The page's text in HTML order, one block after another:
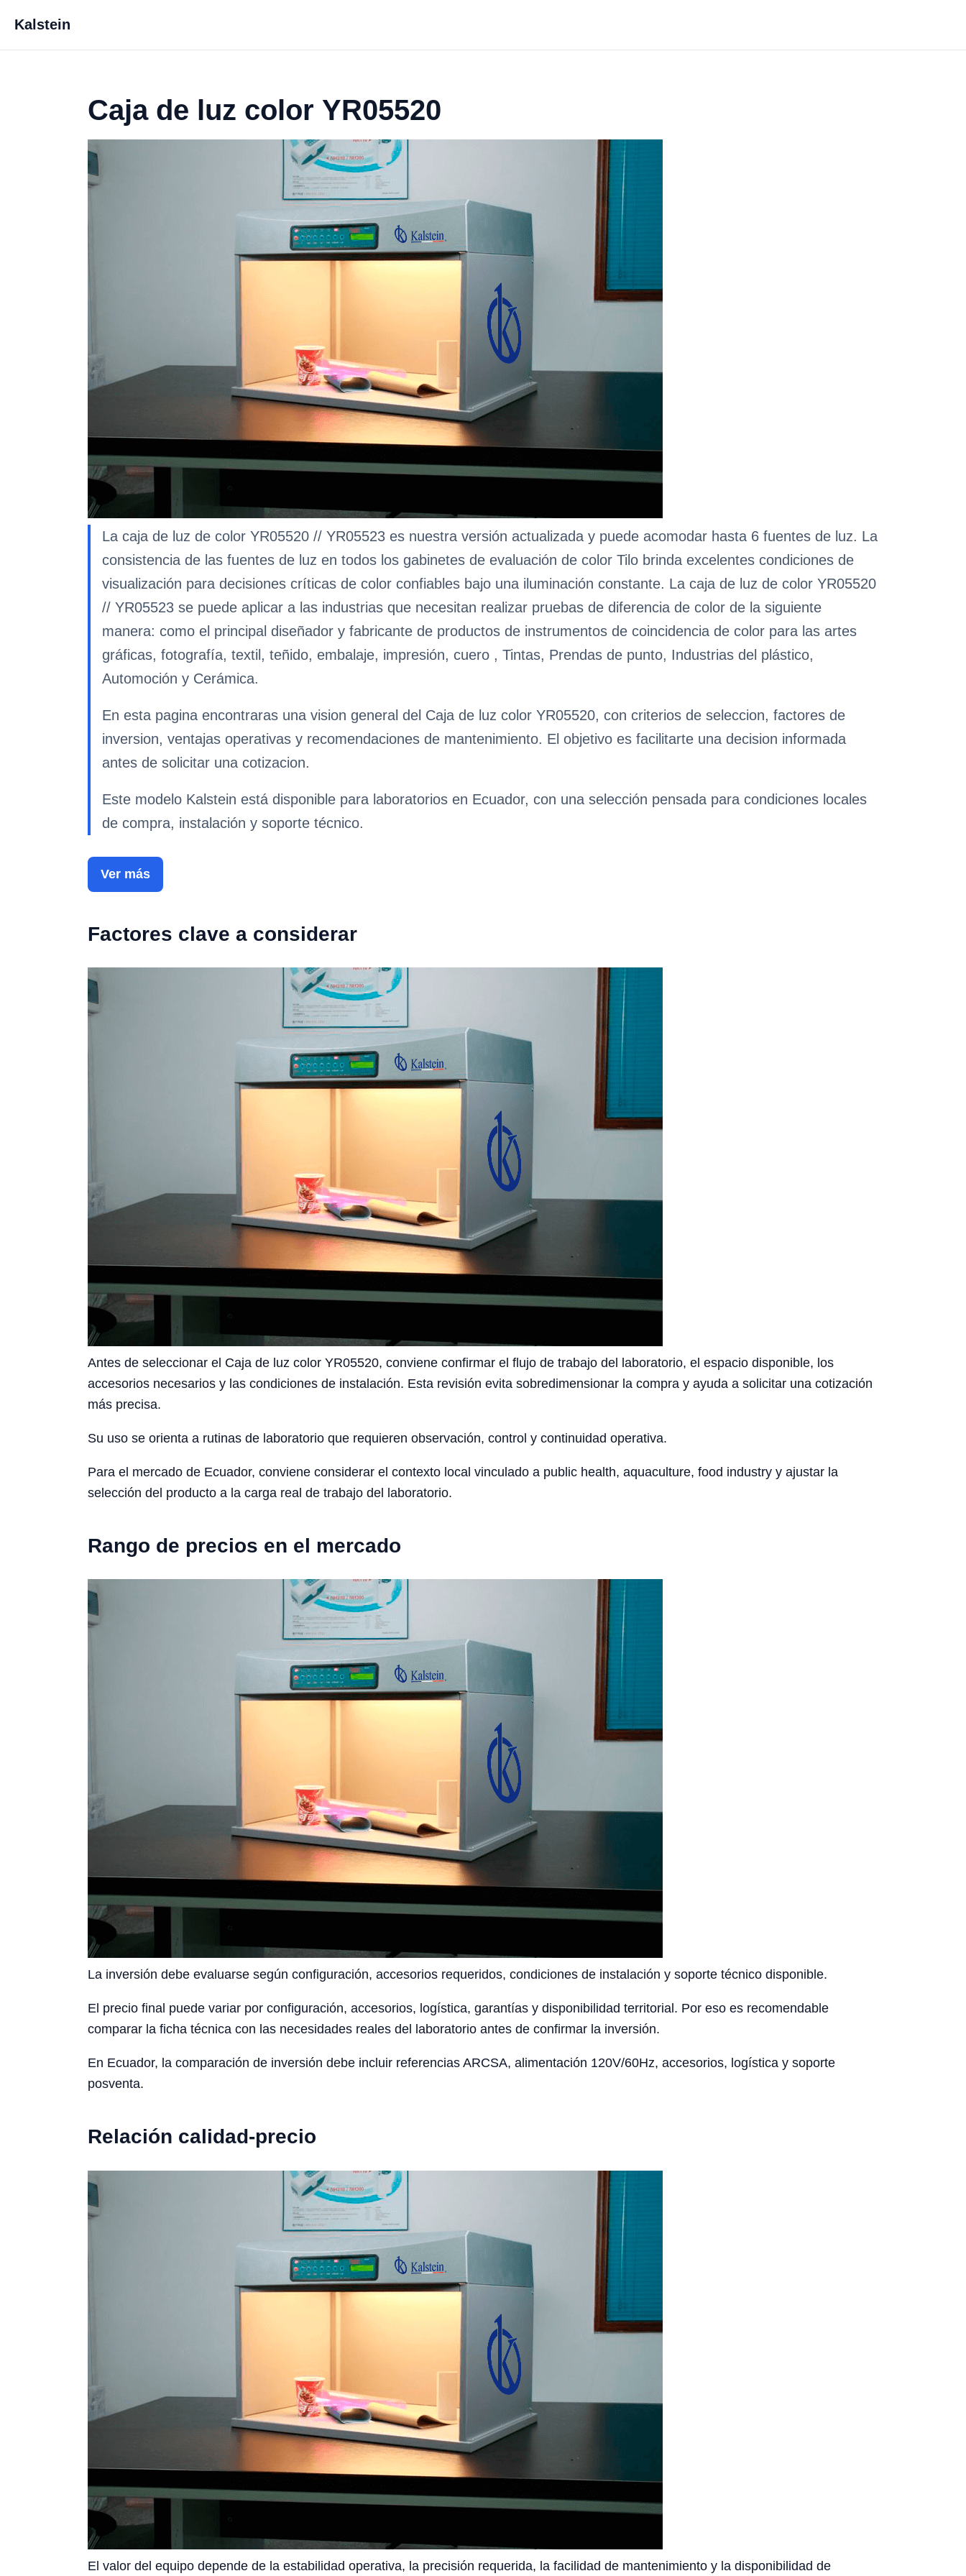
Kalstein
Caja de luz color YR05520
La caja de luz de color YR05520 // YR05523 es nuestra versión actualizada y puede acomodar hasta 6 fuentes de luz. La
consistencia de las fuentes de luz en todos los gabinetes de evaluación de color Tilo brinda excelentes condiciones de
visualización para decisiones críticas de color confiables bajo una iluminación constante. La caja de luz de color YR05520
// YR05523 se puede aplicar a las industrias que necesitan realizar pruebas de diferencia de color de la siguiente
manera: como el principal diseñador y fabricante de productos de instrumentos de coincidencia de color para las artes
gráficas, fotografía, textil, teñido, embalaje, impresión, cuero , Tintas, Prendas de punto, Industrias del plástico,
Automoción y Cerámica.
En esta pagina encontraras una vision general del Caja de luz color YR05520, con criterios de seleccion, factores de
inversion, ventajas operativas y recomendaciones de mantenimiento. El objetivo es facilitarte una decision informada
antes de solicitar una cotizacion.
Este modelo Kalstein está disponible para laboratorios en Ecuador, con una selección pensada para condiciones locales
de compra, instalación y soporte técnico.
Ver más
Factores clave a considerar
Antes de seleccionar el Caja de luz color YR05520, conviene confirmar el flujo de trabajo del laboratorio, el espacio disponible, los
accesorios necesarios y las condiciones de instalación. Esta revisión evita sobredimensionar la compra y ayuda a solicitar una cotización
más precisa.
Su uso se orienta a rutinas de laboratorio que requieren observación, control y continuidad operativa.
Para el mercado de Ecuador, conviene considerar el contexto local vinculado a public health, aquaculture, food industry y ajustar la
selección del producto a la carga real de trabajo del laboratorio.
Rango de precios en el mercado
La inversión debe evaluarse según configuración, accesorios requeridos, condiciones de instalación y soporte técnico disponible.
El precio final puede variar por configuración, accesorios, logística, garantías y disponibilidad territorial. Por eso es recomendable
comparar la ficha técnica con las necesidades reales del laboratorio antes de confirmar la inversión.
En Ecuador, la comparación de inversión debe incluir referencias ARCSA, alimentación 120V/60Hz, accesorios, logística y soporte
posventa.
Relación calidad-precio
El valor del equipo depende de la estabilidad operativa, la precisión requerida, la facilidad de mantenimiento y la disponibilidad de